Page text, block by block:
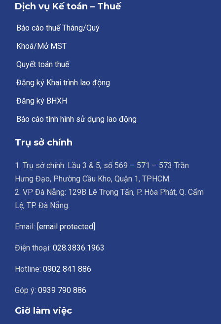
Dịch vụ Kế toán – Thuế
Báo cáo thuế Tháng/Quý
Khoá/Mở MST
Quyết toán thuế
Đăng ký Khai trình lao động
Đăng ký BHXH
Báo cáo tình hình sử dụng lao động
Trụ sở chính
1. Trụ sở chính: Lầu 3 & 5, số 569 – 571 – 573 Trần
Hưng Đạo, Phường Cầu Kho, Quận 1, TPHCM.
2. VP Đà Nẵng: 129B Lê Trọng Tấn, P. Hòa Phát, Q. Cẩm
Lệ, TP. Đà Nẵng.
Email: [email protected]
Điện thoại: 028.3836.1963
Hotline: 0902 841 886
Góp ý: 0939 790 886
Giờ làm việc